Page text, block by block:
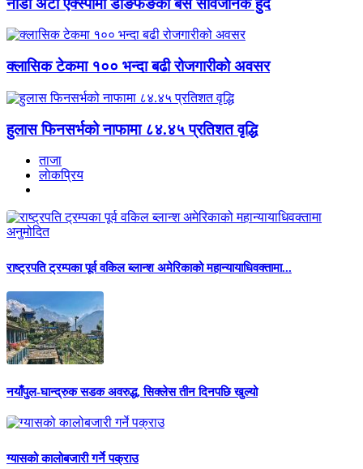
क्लासिक टेकमा १०० भन्दा बढी रोजगारीको अवसर
हुलास फिनसर्भको नाफामा ८४.४५ प्रतिशत वृद्धि
ताजा
लाेकप्रिय
राष्ट्रपति ट्रम्पका पूर्व वकिल ब्लान्श अमेरिकाको महान्यायाधिवक्तामा...
नयाँपुल-घान्द्रुक सडक अवरुद्ध, सिक्लेस तीन दिनपछि खुल्यो
ग्यासको कालोबजारी गर्ने पक्राउ